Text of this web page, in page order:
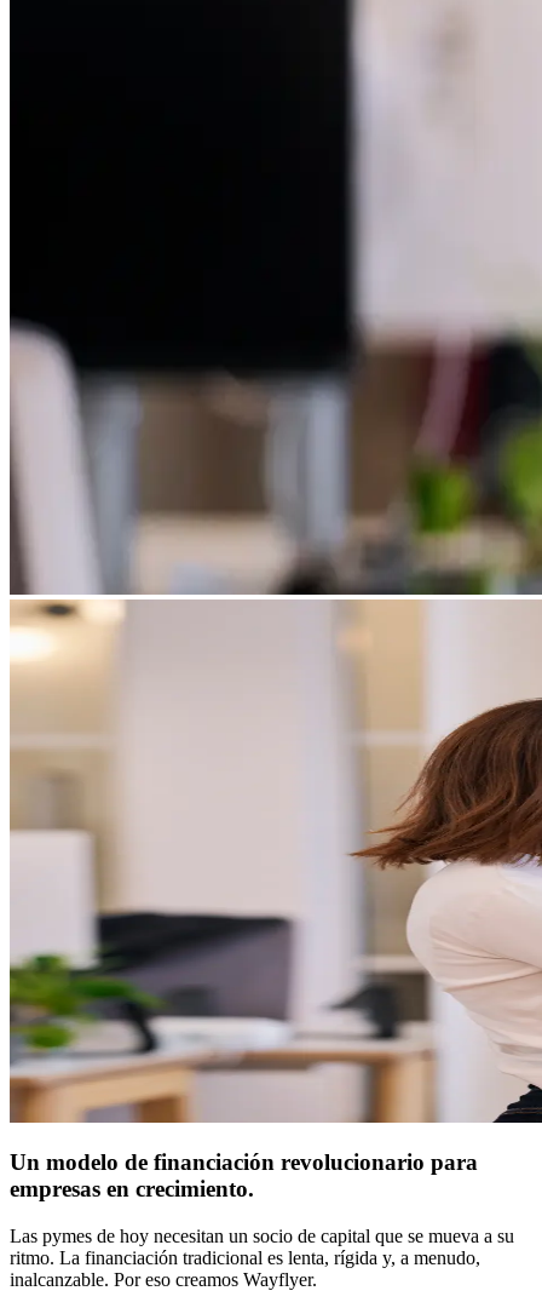
Un modelo de financiación revolucionario para
empresas en crecimiento.
Las pymes de hoy necesitan un socio de capital que se mueva a su
ritmo. La financiación tradicional es lenta, rígida y, a menudo,
inalcanzable. Por eso creamos Wayflyer.